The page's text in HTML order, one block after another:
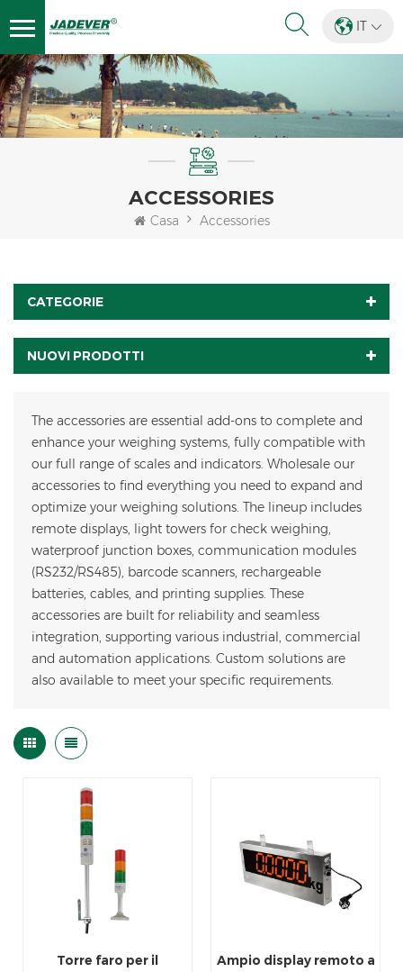
IT
ACCESSORIES
Casa Accessories
CATEGORIE
NUOVI PRODOTTI
The accessories are essential add-ons to complete and
enhance your weighing systems, fully compatible with
our full range of scales and indicators. Wholesale our
accessories to find everything you need to expand and
optimize your weighing solutions. The lineup includes
remote displays, light towers for check weighing,
waterproof junction boxes, communication modules
(RS232/RS485), barcode scanners, rechargeable
batteries, cables, and printing supplies. These
accessories are built for reliability and seamless
integration, supporting various industrial, commercial
and automation applications. Custom solutions are
also available to meet your specific requirements.
Torre faro per il
Ampio display remoto a